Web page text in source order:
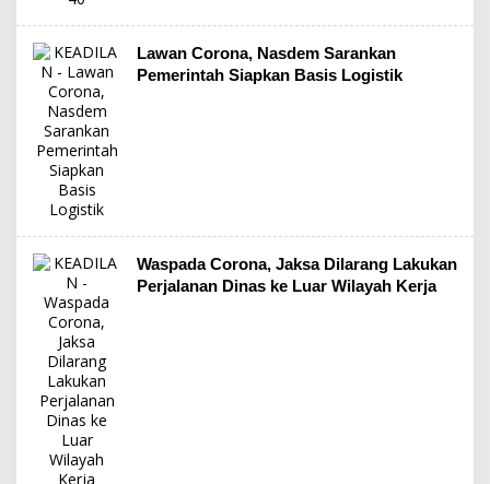
Lawan Corona, Nasdem Sarankan
Pemerintah Siapkan Basis Logistik
Waspada Corona, Jaksa Dilarang Lakukan
Perjalanan Dinas ke Luar Wilayah Kerja